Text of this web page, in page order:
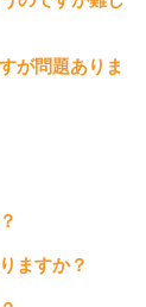
が問題ありま
ますか？